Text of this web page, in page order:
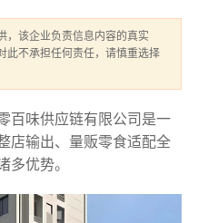
，该企业负责信息内容的真实
此不承担任何责任，请慎重选择
百味供应链有限公司是一
店输出、量贩零食适配全
多优势。